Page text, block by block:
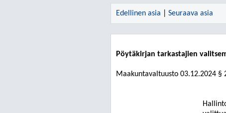
Edellinen asia Seuraava asia
Pöytäkirjan tarkastajien
Maakuntavaltuusto 03.12.2024 §